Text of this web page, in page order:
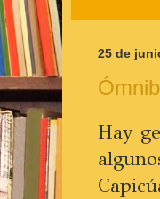
25 de
Hay